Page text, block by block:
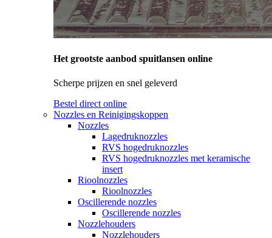
Het grootste aanbod spuitlansen online
Scherpe prijzen en snel geleverd
Bestel direct online
Nozzles en Reinigingskoppen
Nozzles
Lagedruknozzles
RVS hogedruknozzles
RVS hogedruknozzles met keramische
insert
Rioolnozzles
Rioolnozzles
Oscillerende nozzles
Oscillerende nozzles
Nozzlehouders
Nozzlehouders